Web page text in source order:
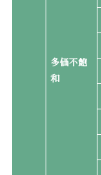
多価不飽
和